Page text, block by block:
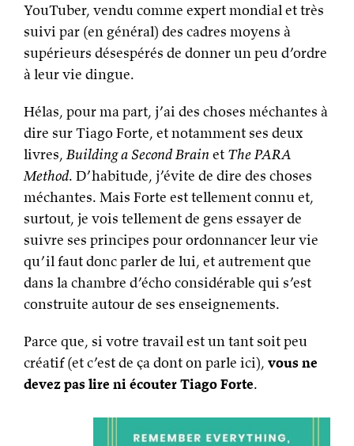
YouTuber, vendu comme expert mondial et très
suivi par (en général) des cadres moyens à
supérieurs désespérés de donner un peu d’ordre
à leur vie dingue.
Hélas, pour ma part, j’ai des choses méchantes à
dire sur Tiago Forte, et notamment ses deux
livres, Building a Second Brainet The PARA
Method. D’habitude, j’évite de dire des choses
méchantes. Mais Forte est tellement connu et,
surtout, je vois tellement de gens essayer de
suivre ses principes pour ordonnancer leur vie
qu’il faut donc parler de lui, et autrement que
dans la chambre d’écho considérable qui s’est
construite autour de ses enseignements.
Parce que, si votre travail est un tant soit peu
créatif (et c’est de ça dont on parle ici), vous ne
devez pas lire ni écouter Tiago Forte.